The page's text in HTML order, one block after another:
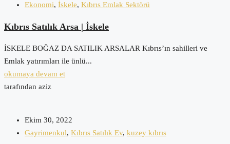
Ekonomi, İskele, Kıbrıs Emlak Sektörü
Kıbrıs Satılık Arsa | İskele
İSKELE BOĞAZ DA SATILIK ARSALAR Kıbrıs’ın sahilleri ve
Emlak yatırımları ile ünlü...
okumaya devam et
tarafından aziz
Ekim 30, 2022
Gayrimenkul, Kıbrıs Satılık Ev, kuzey kıbrıs